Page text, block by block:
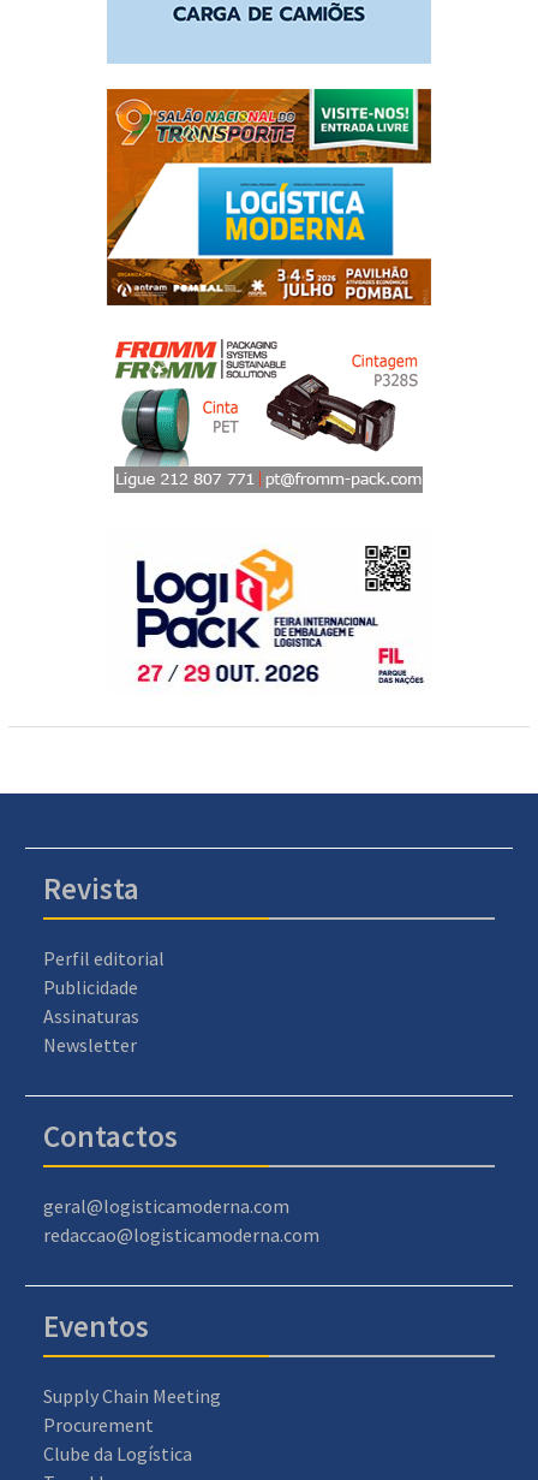
Revista
Perfil editorial
Publicidade
Assinaturas
Newsletter
Contactos
geral@logisticamoderna.com
redaccao@logisticamoderna.com
Eventos
Supply Chain Meeting
Procurement
Clube da Logística